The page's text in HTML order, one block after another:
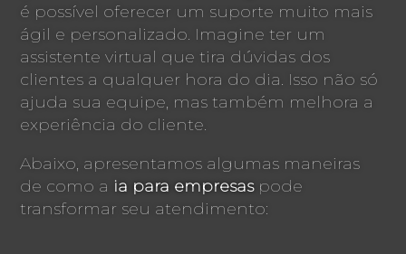
é possível oferecer um suporte muito mais
ágil e personalizado. Imagine ter um
assistente virtual que tira dúvidas dos
clientes a qualquer hora do dia. Isso não só
ajuda sua equipe, mas também melhora a
experiência do cliente.
Abaixo, apresentamos algumas maneiras
de como a ia para empresaspode
transformar seu atendimento: